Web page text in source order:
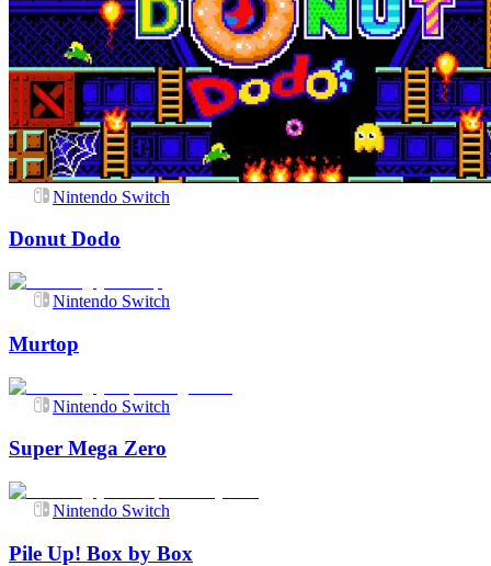
Nintendo Switch
Donut Dodo
Nintendo Switch
Murtop
Nintendo Switch
Super Mega Zero
Nintendo Switch
Pile Up! Box by Box